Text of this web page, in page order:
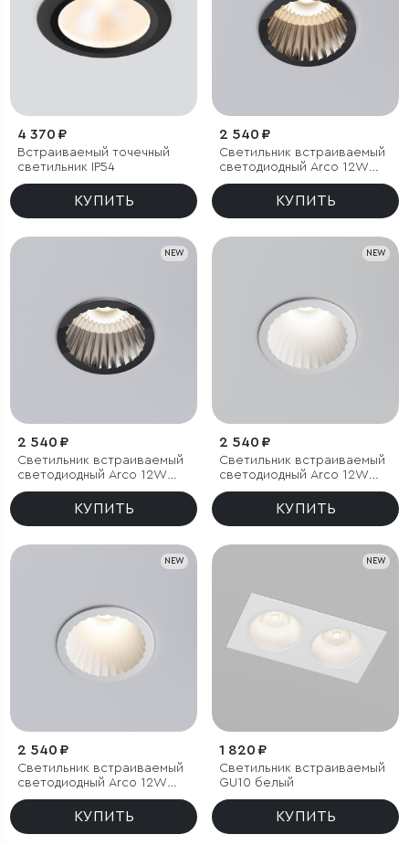
4 370 ₽
Встраиваемый точечный
светильник IP54
КУПИТЬ
2 540 ₽
Светильник встраиваемый
светодиодный Arco 12W
3000K черный жемчуг IP44
КУПИТЬ
NEW
2 540 ₽
Светильник встраиваемый
светодиодный Arco 12W
4000K черный жемчуг IP44
КУПИТЬ
NEW
2 540 ₽
Светильник встраиваемый
светодиодный Arco 12W
4000K белый IP44
КУПИТЬ
NEW
2 540 ₽
Светильник встраиваемый
светодиодный Arco 12W
3000K белый IP44
КУПИТЬ
NEW
1 820 ₽
Светильник встраиваемый
GU10 белый
КУПИТЬ